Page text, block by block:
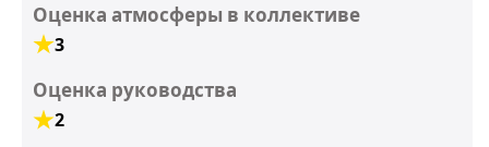
Оценка атмосферы в коллективе
3
Оценка руководства
2